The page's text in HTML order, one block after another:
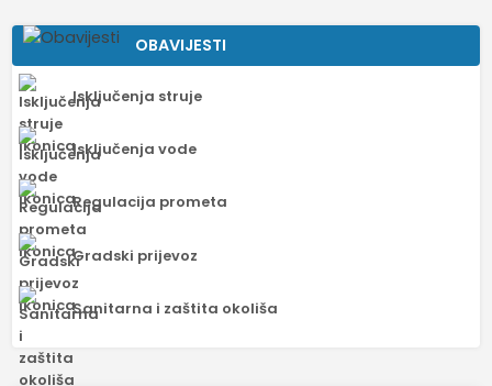
OBAVIJESTI
Isključenja struje
Isključenja vode
Regulacija prometa
Gradski prijevoz
Sanitarna i zaštita okoliša